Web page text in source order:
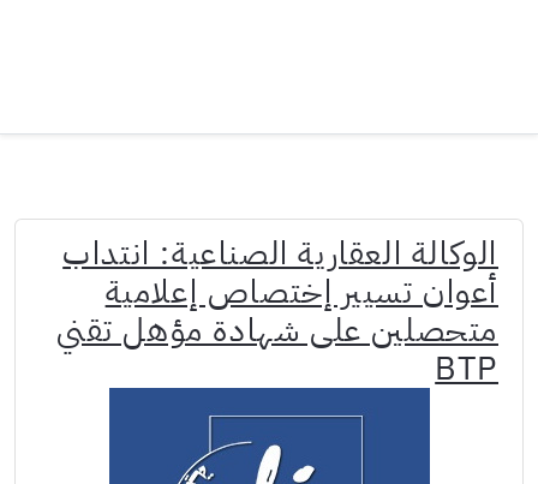
الوكالة العقارية الصناعية: انتداب
أعوان تسيير إختصاص إعلامية
متحصلين على شهادة مؤهل تقني
BTP